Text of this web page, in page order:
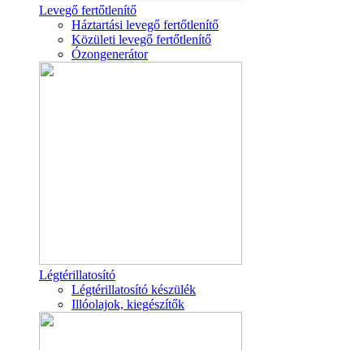
Levegő fertőtlenítő
Háztartási levegő fertőtlenítő
Közületi levegő fertőtlenítő
Ózongenerátor
Légtérillatosító
Légtérillatosító készülék
Illóolajok, kiegészítők